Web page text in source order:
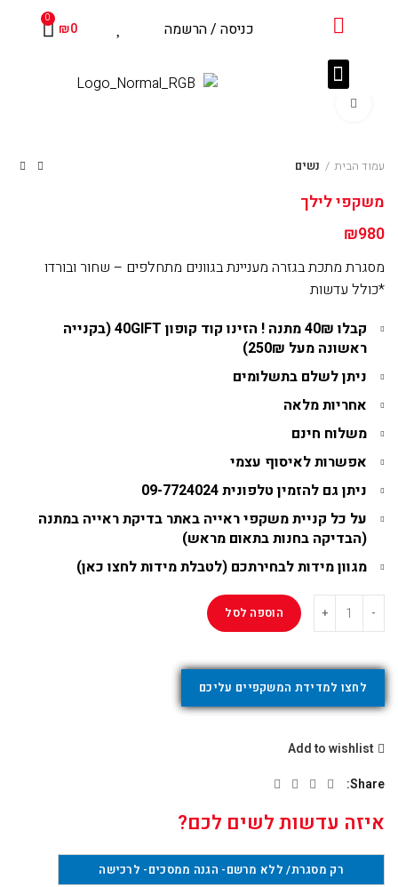
מֻפְעֶלֶת
בִּקְלִיק
לִנְגִישׁוּת
הָאֲתָר.
₪0
0
כניסה / הרשמה
עמוד הבית נשים
משקפי לילך
₪980
מסגרת מתכת בגזרה מעניינת בגוונים מתחלפים – שחור ובורדו
*כולל עדשות
קבלו 40₪ מתנה !
הזינו קוד קופון 40GIFT (בקנייה
ראשונה מעל 250₪)
ניתן לשלם בתשלומים
אחריות מלאה
משלוח חינם
אפשרות לאיסוף עצמי
ניתן גם להזמין טלפונית09-7724024
על כל קניית משקפי ראייה באתר בדיקת ראייה במתנה
(הבדיקה בחנות בתאום מראש)
מגוון מידות לבחירתכם (לטבלת מידות לחצו כאן)
הוספה לסל
לחצו למדידת המשקפיים עליכם
Add to wishlist
Share
איזה עדשות לשים לכם?
רק מסגרת/ ללא מרשם- הגנה ממסכים- לרכישה